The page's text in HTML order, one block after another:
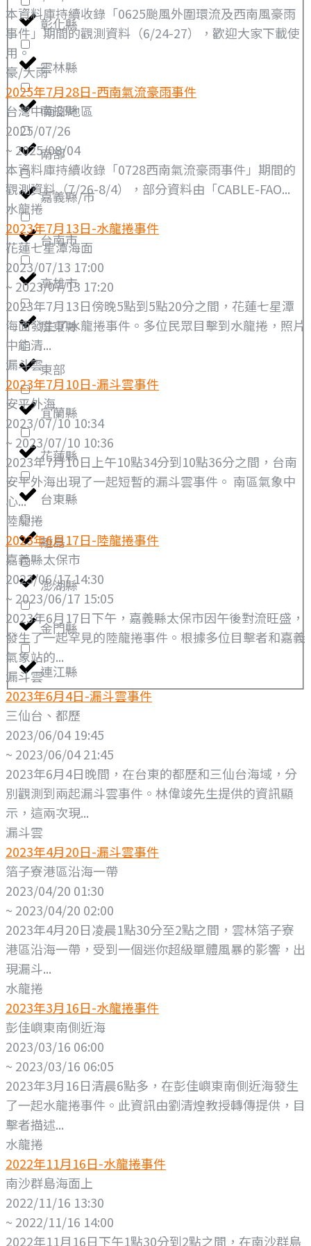
彰化縣
雲林縣
南投縣
南部
嘉義縣/市
台南市
高雄市
屏東縣
東部
宜蘭縣
花蓮縣
台東縣
離島
澎湖縣
金門縣
連江縣
本資料庫持續收錄「0625颱風外圍環流及西南風豪雨
事件」期間的觀測資料（6/24-27），歡迎大家下載使
用。
豪/大雨
2025年7月28日-西南氣流豪雨事件
台灣中南部地區
2025/07/26
~ 2025/08/04
本資料庫持續收錄「0728西南氣流豪雨事件」期間的
觀測資料（7/26-8/4），部分資料由「CABLE-FAO...
水龍捲
2023年7月13日-水龍捲事件
花蓮七星潭海面
2023/07/13 17:00
~ 2023/07/13 17:20
2023年7月13日傍晚5點到5點20分之間，花蓮七星潭
海面發生了水龍捲事件。多位民眾目擊到水龍捲，照片
中能清...
漏斗雲
2023年7月10日-漏斗雲事件
安平外海
2023/07/10 10:34
~ 2023/07/10 10:36
2023年7月10日上午10點34分到10點36分之間，台南
安平外海出現了一起短暫的漏斗雲事件。 南區氣象中
心...
陸龍捲
2023年6月17日-陸龍捲事件
嘉義縣太保市
2023/06/17 14:30
~ 2023/06/17 15:05
2023年6月17日下午，嘉義縣太保市因午後對流旺盛，
發生了一起罕見的陸龍捲事件。根據多位目擊者和嘉義
氣象站的...
漏斗雲
2023年6月4日-漏斗雲事件
三仙台、都歷
2023/06/04 19:45
~ 2023/06/04 21:45
2023年6月4日晚間，在台東的都歷和三仙台海域，分
別觀測到兩起漏斗雲事件。林偉竣先生提供的資訊顯
示，這兩次現...
漏斗雲
2023年4月20日-漏斗雲事件
箔子寮港區沿海一帶
2023/04/20 01:30
~ 2023/04/20 02:00
2023年4月20日凌晨1點30分至2點之間，雲林箔子寮
港區沿海一帶，受到一個迷你超級單體風暴的影響，出
現漏斗...
水龍捲
2023年3月16日-水龍捲事件
彭佳嶼東南側近海
2023/03/16 06:00
~ 2023/03/16 06:05
2023年3月16日清晨6點多，在彭佳嶼東南側近海發生
了一起水龍捲事件。此資訊由劉清煌教授轉傳提供，目
擊者描述...
水龍捲
2022年11月16日-水龍捲事件
南沙群島海面上
2022/11/16 13:30
~ 2022/11/16 14:00
2022年11月16日下午1點30分到2點之間，在南沙群島